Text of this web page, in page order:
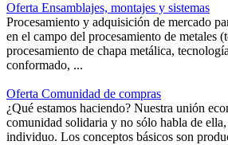
Oferta Ensamblajes, montajes y sistemas
Procesamiento y adquisición de mercado
en el campo del procesamiento de metales
procesamiento de chapa metálica,
conformado, ...
Oferta Comunidad de compras
¿Qué estamos haciendo? Nuestra unión
comunidad solidaria y no sólo habla de
individuo. Los conceptos básicos son